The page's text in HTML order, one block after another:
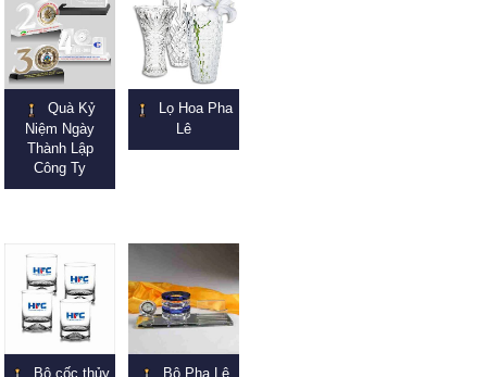
Quà Kỷ
Niệm Ngày
Thành Lập
Công Ty
Lọ Hoa Pha
Lê